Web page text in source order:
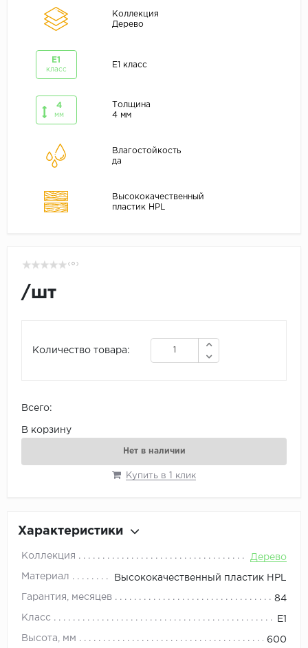
Коллекция
Дерево
E1
класс
E1 класс
4
мм
Толщина
4 мм
Влагостойкость
да
Высококачественный
пластик HPL
( 0 )
/шт
Количество товара:
Всего:
В корзину
Нет в наличии
Купить в 1 клик
Характеристики
Коллекция Дерево
Материал Высококачественный пластик HPL
Гарантия, месяцев 84
Класс E1
Высота, мм 600